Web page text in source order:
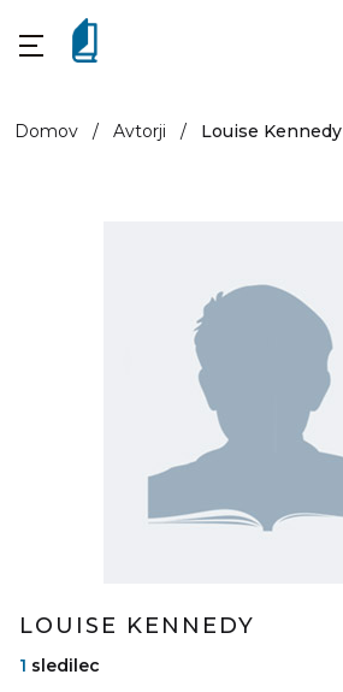
Domov / Avtorji / Louise Kennedy
LOUISE KENNEDY
1 sledilec